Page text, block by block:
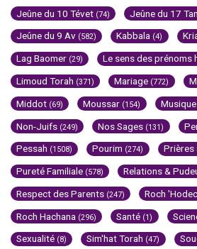
Jeûne du 10 Tévet (74) Jeûne du 17
Jeûne du 9 Av (582) Kabbala (4)
Lag Baomer (29) Le sens des prénoms
Limoud Torah (371) Mariage (772)
Middot (69) Moussar (154)
Non-Juifs (249) Nos Sages (131)
Pessah (1508) Pourim (274) Prières
Pureté Familiale (578) Relations &
Respect des Parents (247) Roch
Roch Hachana (296) Santé (1)
Sexualité (8) Sim'hat Torah (47)